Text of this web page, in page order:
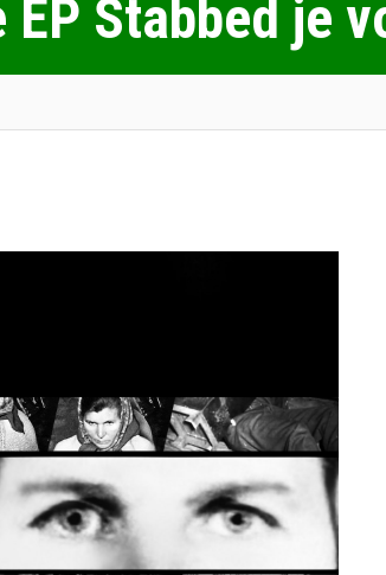
Stabbed je